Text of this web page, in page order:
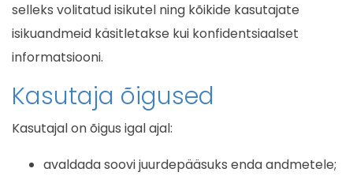
selleks volitatud isikutel ning kõikide kasutajate
isikuandmeid käsitletakse kui konfidentsiaalset
informatsiooni.
Kasutaja õigused
Kasutajal on õigus igal ajal:
avaldada soovi juurdepääsuks enda andmetele;